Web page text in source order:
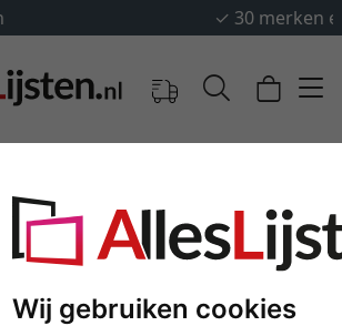
Wij gebruiken cookies
merken en fabrikanten